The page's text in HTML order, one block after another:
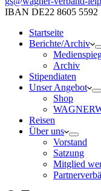
IBAN DE22 8605 5592
Startseite
Berichte/Archiv
Archiv
Stipendiaten
Unser Angebot
Shop
Reisen
Über uns
Vorstand
Satzung
Mitglied